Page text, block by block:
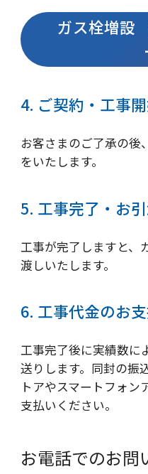
ガス栓増設
4. ご契約・工事
お客さまのご了承の後
をいたします。
5. 工事完了・お
工事が完了しますと、
渡しいたします。
6. 工事代金のお
工事完了後に実績数に
送りします。同封の振
トアやスマートフォン
支払いください。
お電話でのお問